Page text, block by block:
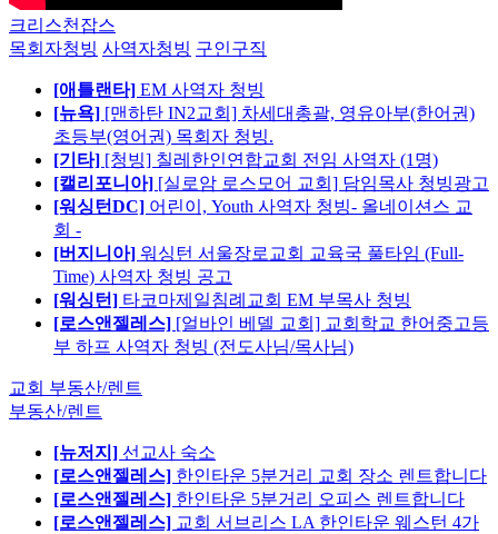
크리스천잡스
목회자청빙 사역자청빙 구인구직
[애틀랜타] EM 사역자 청빙
[뉴욕] [맨하탄 IN2교회] 차세대총괄, 영유아부(한어권)
초등부(영어권) 목회자 청빙.
[기타] [청빙] 칠레한인연합교회 전임 사역자 (1명)
[캘리포니아] [실로암 로스모어 교회] 담임목사 청빙광고
[워싱턴DC] 어린이, Youth 사역자 청빙- 올네이션스 교
회 -
[버지니아] 워싱턴 서울장로교회 교육국 풀타임 (Full-
Time) 사역자 청빙 공고
[워싱턴] 타코마제일침례교회 EM 부목사 청빙
[로스앤젤레스] [얼바인 베델 교회] 교회학교 한어중고등
부 하프 사역자 청빙 (전도사님/목사님)
교회 부동산/렌트
부동산/렌트
[뉴저지] 선교사 숙소
[로스앤젤레스] 한인타운 5분거리 교회 장소 렌트합니다
[로스앤젤레스] 한인타운 5분거리 오피스 렌트합니다
[로스앤젤레스] 교회 서브리스 LA 한인타운 웨스턴 4가